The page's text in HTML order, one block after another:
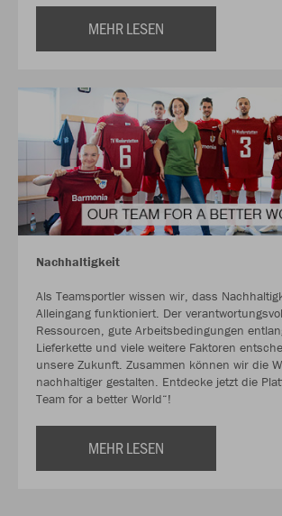
MEHR LESEN
Nachhaltigkeit
Als Teamsportler wissen wir, dass
Alleingang funktioniert. Der
Ressourcen, gute Arbeitsbedingungen
Lieferkette und viele weitere Faktoren
unsere Zukunft. Zusammen können wir die
nachhaltiger gestalten. Entdecke jetzt die
Team for a better World“!
MEHR LESEN